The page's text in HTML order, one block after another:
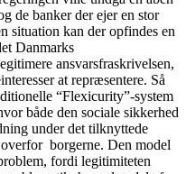
de banker der ejer en stor
situation kan der opfindes en
Danmarks
ansvarsfraskrivelsen,
at repræsentere. Så
“Flexicurity”-system
både den sociale sikkerhed
under det tilknyttede
borgerne. Den model
fordi legitimiteten